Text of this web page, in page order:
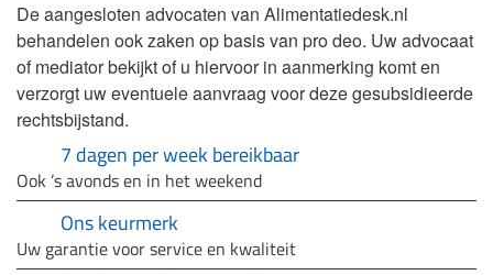
De aangesloten advocaten van Alimentatiedesk.nl
behandelen ook zaken op basis van pro deo. Uw advocaat
of mediator bekijkt of u hiervoor in aanmerking komt en
verzorgt uw eventuele aanvraag voor deze gesubsidieerde
rechtsbijstand.
7 dagen per week bereikbaar
Ook ’s avonds en in het weekend
Ons keurmerk
Uw garantie voor service en kwaliteit